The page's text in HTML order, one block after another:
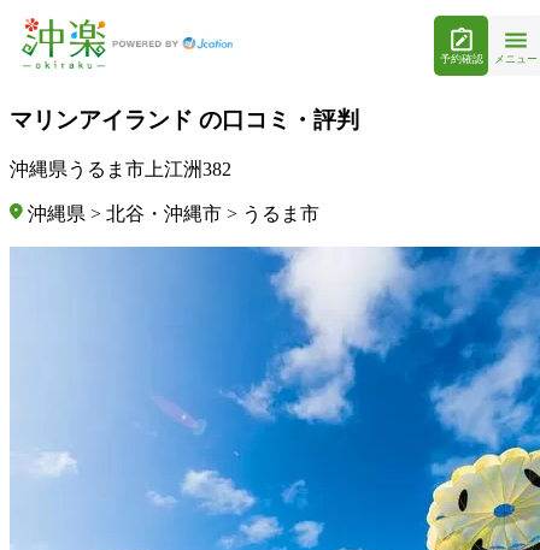
予約確認 メニュー
マリンアイランド の口コミ・評判
沖縄県うるま市上江洲382
沖縄県 > 北谷・沖縄市 > うるま市